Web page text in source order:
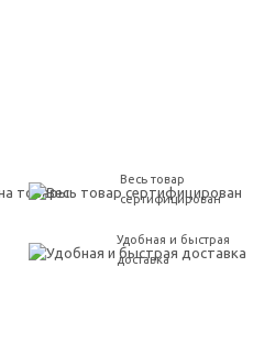
Весь товар
сертифицирован
Удобная и быстрая
доставка